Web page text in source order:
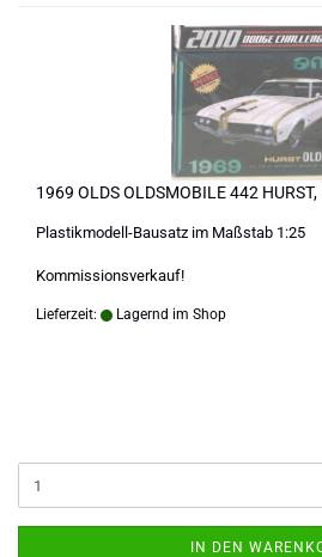
1969 OLDS OLDSMOBILE 442
Plastikmodell-Bausatz im Maßstab 1:25
Kommissionsverkauf!
Lieferzeit: Lagernd im Shop
IN DEN